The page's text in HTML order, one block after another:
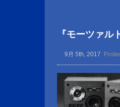
『モーツァ
9月 5th, 2017